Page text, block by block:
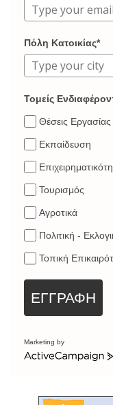
Πόλη Κατοικίας*
Τομείς
Θέσεις
Εκπαίδευση
Τουρισμός
Αγροτικά
Πολιτική -
Τοπική
ΕΓΓΡΑΦΗ
Marketing by